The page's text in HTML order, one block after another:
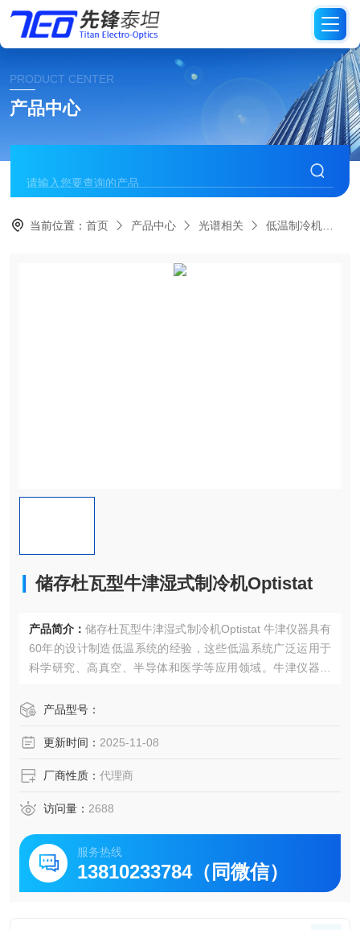
PRODUCT CENTER
产品中心
当前位置：首页 产品中心 光谱相关 低温制冷机
储存杜瓦型牛津湿式制冷机Optistat
产品简介： 储存杜瓦型牛津湿式制冷机Optistat 牛津仪器具有
60年的设计制造低温系统的经验，这些低温系统广泛运用于
科学研究、高真空、半导体和医学等应用领域。牛津仪器纳
系统、超导磁体、光谱学低温恒温器以及低温零配件等。
产品型号：
更新时间： 2025-11-08
厂商性质： 代理商
访问量： 2688
服务热线
13810233784（同微信）